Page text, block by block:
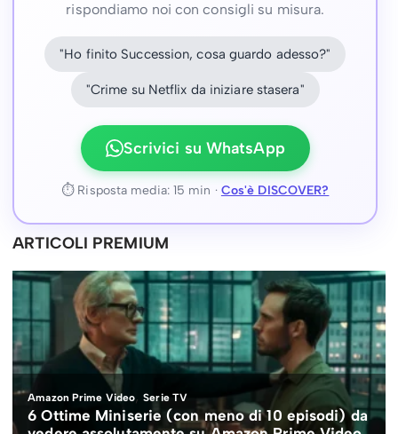
rispondiamo noi con consigli su misura.
"Ho finito Succession, cosa guardo adesso?"
"Crime su Netflix da iniziare stasera"
Scrivici su WhatsApp
⏱ Risposta media: 15 min · Cos'è DISCOVER?
ARTICOLI PREMIUM